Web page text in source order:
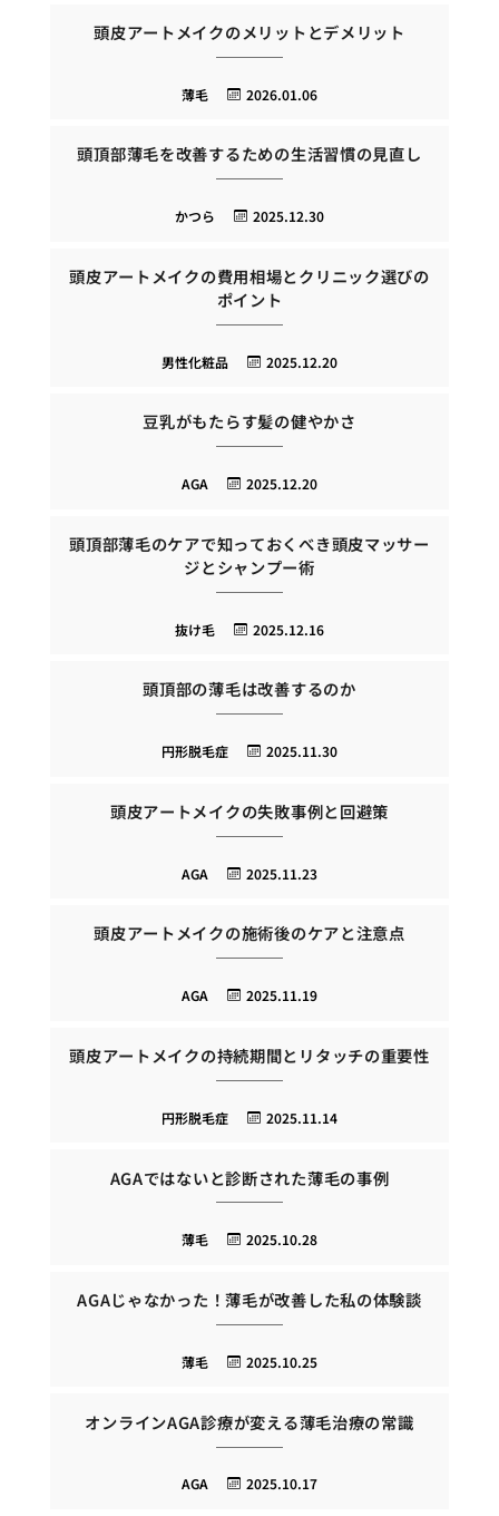
頭皮アートメイクのメリットとデメリット
2026.01.06
薄毛
頭頂部薄毛を改善するための生活習慣の見直し
2025.12.30
かつら
頭皮アートメイクの費用相場とクリニック選びの
ポイント
2025.12.20
男性化粧品
豆乳がもたらす髪の健やかさ
2025.12.20
AGA
頭頂部薄毛のケアで知っておくべき頭皮マッサー
ジとシャンプー術
2025.12.16
抜け毛
頭頂部の薄毛は改善するのか
2025.11.30
円形脱毛症
頭皮アートメイクの失敗事例と回避策
2025.11.23
AGA
頭皮アートメイクの施術後のケアと注意点
2025.11.19
AGA
頭皮アートメイクの持続期間とリタッチの重要性
2025.11.14
円形脱毛症
AGAではないと診断された薄毛の事例
2025.10.28
薄毛
AGAじゃなかった！薄毛が改善した私の体験談
2025.10.25
薄毛
オンラインAGA診療が変える薄毛治療の常識
2025.10.17
AGA